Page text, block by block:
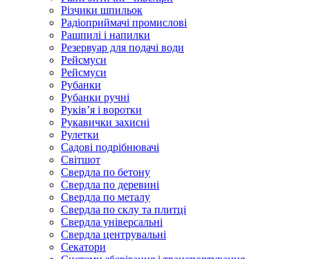
Різчики шпильок
Радіоприймачі промислові
Рашпилі і напилки
Резервуар для подачі води
Рейсмуси
Рейсмуси
Рубанки
Рубанки ручні
Руківʼя і воротки
Рукавички захисні
Рулетки
Садові подрібнювачі
Світшот
Свердла по бетону
Свердла по деревині
Свердла по металу
Свердла по склу та плитці
Свердла універсальні
Свердла центрувальні
Секатори